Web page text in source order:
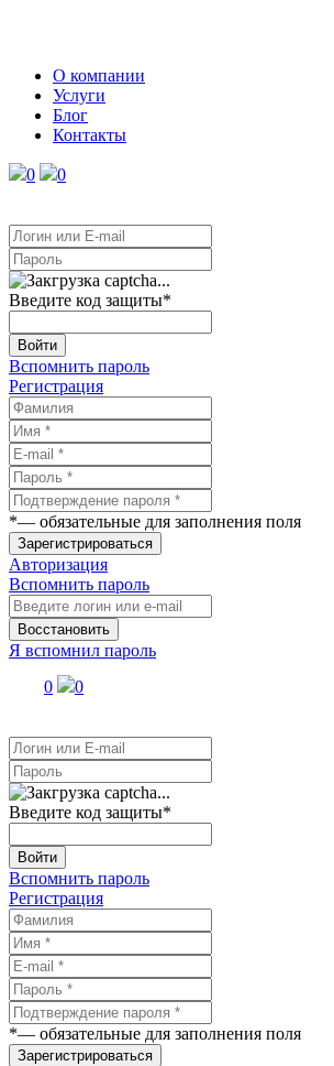
О компании
Услуги
Блог
Контакты
0 0
Введите код защиты*
Войти
Вспомнить пароль
Регистрация
*— обязательные для заполнения поля
Зарегистрироваться
Авторизация
Вспомнить пароль
Восстановить
Я вспомнил пароль
0
0
Введите код защиты*
Войти
Вспомнить пароль
Регистрация
*— обязательные для заполнения поля
Зарегистрироваться